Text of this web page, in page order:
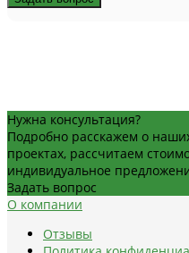
Нужна консультация?
Подробно расскажем о
проектах, рассчитаем
индивидуальное
Задать вопрос
О компании
Отзывы